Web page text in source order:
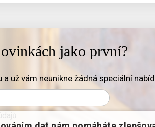
jako první?
už vám neunikne žádná speciální